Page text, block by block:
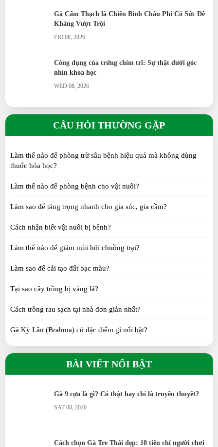
Gà Cẩm Thạch là Chiến Binh Châu Phi Có Sức Đề
Kháng Vượt Trội
FRI 08, 2026
Công dụng của trứng chim trĩ: Sự thật dưới góc
nhìn khoa học
WED 08, 2026
SAT 08, 2026
Thỏ cảnh ăn gì để vừa khỏe vừa đẹp? Những điều
người nuôi cần biết
WED 07, 2026
Trứng chim trĩ có thực sự bổ dưỡng hơn trứng gà?
TUE 07, 2026
dụng và bảo quản
Vịt Call Duck: Tại sao lại được giới trẻ săn lùng?
được yêu thích
CÂU HỎI THƯỜNG GẶP
Làm thế nào để phòng trừ sâu bệnh hiệu quả mà không dùng
thuốc hóa học?
Làm thế nào để phòng bệnh cho vật nuôi?
Làm sao để tăng trọng nhanh cho gia súc, gia cầm?
Cách nhận biết vật nuôi bị bệnh?
Làm thế nào để giảm mùi hôi chuồng trại?
Làm sao để cải tạo đất bạc màu?
Tại sao cây trồng bị vàng lá?
Cách trồng rau sạch tại nhà đơn giản nhất?
Gà Kỳ Lân (Brahma) có đặc điểm gì nổi bật?
Gà Serama có phải giống gà nhỏ nhất thế giới?
Gà Ai Cập siêu trứng đẻ bao nhiêu trứng/năm?
BÀI VIẾT NỔI BẬT
Gà 9 cựa là gì? Có thật hay chỉ là truyền thuyết?
SAT 08, 2026
Cách chọn Gà Tre Thái đẹp: 10 tiêu chí người chơi